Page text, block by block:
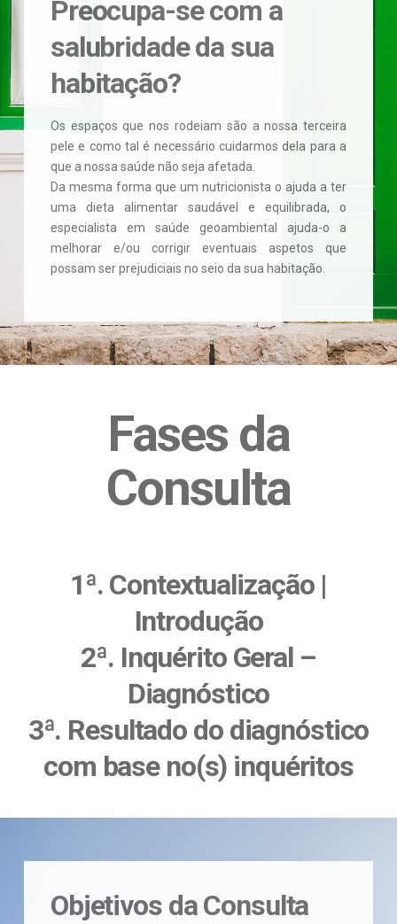
Preocupa-se com a
salubridade da sua
habitação?
Os espaços que nos rodeiam são a nossa terceira
pele e como tal é necessário cuidarmos dela para a
que a nossa saúde não seja afetada.
Da mesma forma que um nutricionista o ajuda a ter
uma dieta alimentar saudável e equilibrada, o
especialista em saúde geoambiental ajuda-o a
melhorar e/ou corrigir eventuais aspetos que
possam ser prejudiciais no seio da sua habitação.
Fases da
Consulta
1ª. Contextualização |
Introdução
2ª. Inquérito Geral –
Diagnóstico
3ª. Resultado do diagnóstico
com base no(s) inquéritos
Objetivos da Consulta